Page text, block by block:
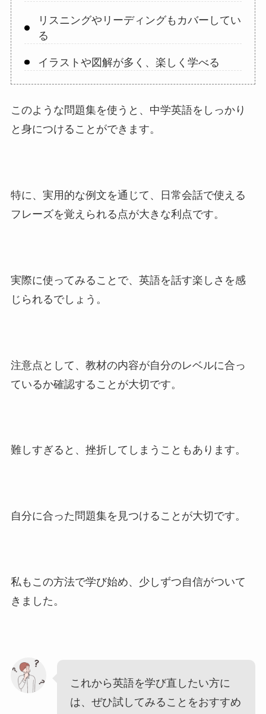
リスニングやリーディングもカバーしてい
る
イラストや図解が多く、楽しく学べる
このような問題集を使うと、中学英語をしっかり
と身につけることができます。
特に、実用的な例文を通じて、日常会話で使える
フレーズを覚えられる点が大きな利点です。
実際に使ってみることで、英語を話す楽しさを感
じられるでしょう。
注意点として、教材の内容が自分のレベルに合っ
ているか確認することが大切です。
難しすぎると、挫折してしまうこともあります。
自分に合った問題集を見つけることが大切です。
私もこの方法で学び始め、少しずつ自信がついて
きました。
これから英語を学び直したい方に
は、ぜひ試してみることをおすすめ